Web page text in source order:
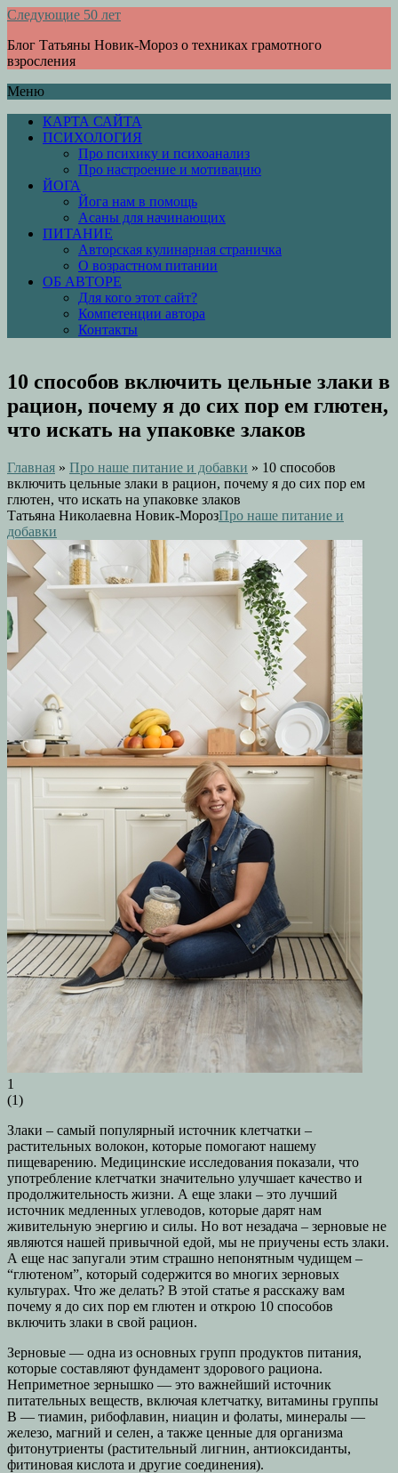
Следующие 50 лет
Блог Татьяны Новик-Мороз о техниках грамотного
взросления
Меню
КАРТА САЙТА
ПСИХОЛОГИЯ
Про психику и психоанализ
Про настроение и мотивацию
ЙОГА
Йога нам в помощь
Асаны для начинающих
ПИТАНИЕ
Авторская кулинарная страничка
О возрастном питании
ОБ АВТОРЕ
Для кого этот сайт?
Компетенции автора
Контакты
10 способов включить цельные злаки в
рацион, почему я до сих пор ем глютен,
что искать на упаковке злаков
Главная » Про наше питание и добавки » 10 способов
включить цельные злаки в рацион, почему я до сих пор ем
глютен, что искать на упаковке злаков
Татьяна Николаевна Новик-МорозПро наше питание и
добавки
1
(1)
Злаки – самый популярный источник клетчатки –
растительных волокон, которые помогают нашему
пищеварению. Медицинские исследования показали, что
употребление клетчатки значительно улучшает качество и
продолжительность жизни. А еще злаки – это лучший
источник медленных углеводов, которые дарят нам
живительную энергию и силы. Но вот незадача – зерновые не
являются нашей привычной едой, мы не приучены есть злаки.
А еще нас запугали этим страшно непонятным чудищем –
“глютеном”, который содержится во многих зерновых
культурах. Что же делать? В этой статье я расскажу вам
почему я до сих пор ем глютен и открою 10 способов
включить злаки в свой рацион.
Зерновые — одна из основных групп продуктов питания,
которые составляют фундамент здорового рациона.
Неприметное зернышко — это важнейший источник
питательных веществ, включая клетчатку, витамины группы
В — тиамин, рибофлавин, ниацин и фолаты, минералы —
железо, магний и селен, а также ценные для организма
фитонутриенты (растительный лигнин, антиоксиданты,
фитиновая кислота и другие соединения).